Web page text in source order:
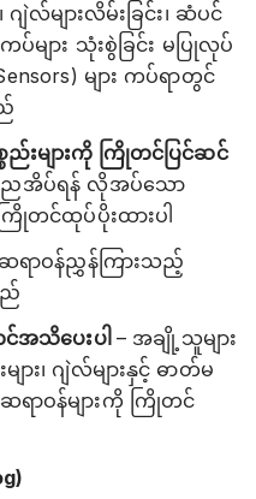
ျဲလ်များလိမ်းခြင်း၊ ဆံပင်
ကပ်များ သုံးစွဲခြင်း မပြုလုပ်
များ ကပ်ရာတွင်
းများကို ကြိုတင်ပြင်ဆင်
အိပ်ရန် လိုအပ်သော
ြိုတင်ထုပ်ပိုးထားပါ
ရာဝန်ညွှန်ကြားသည့်
ည်
အသိပေးပါ – အချို့သူများ
း၊ ဂျဲလ်များနှင့် ဓာတ်မ
ရာဝန်များကို ကြိုတင်